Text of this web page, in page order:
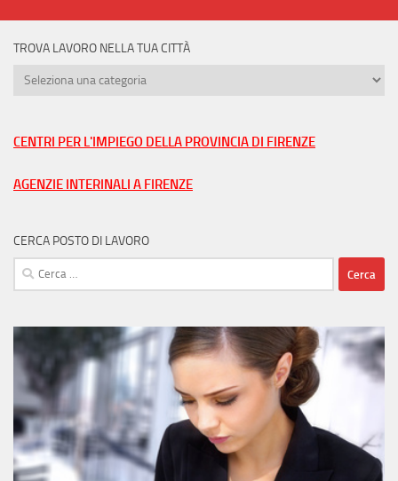
TROVA LAVORO NELLA TUA CITTÀ
Trova
tua
CENTRI PER L'IMPIEGO DELLA PROVINCIA DI FIRENZE
AGENZIE INTERINALI A FIRENZE
CERCA POSTO DI LAVORO
Ricerca
per: